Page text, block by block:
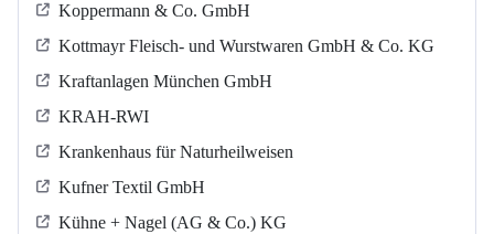
Koppermann & Co. GmbH
Kottmayr Fleisch- und Wurstwaren GmbH & Co. KG
Kraftanlagen München GmbH
KRAH-RWI
Krankenhaus für Naturheilweisen
Kufner Textil GmbH
Kühne + Nagel (AG & Co.) KG